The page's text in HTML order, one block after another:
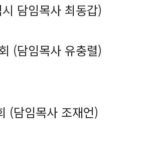
담임목사 최동갑)
(담임목사 유충렬)
(담임목사 조재언)